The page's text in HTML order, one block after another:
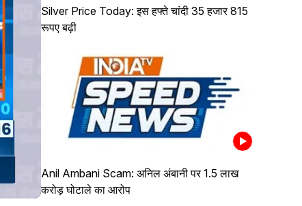
Silver Price Today: इस हफ्ते चांदी 35 हजार 815
रूपए बढ़ी
Anil Ambani Scam: अनिल अंबानी पर 1.5 लाख
करोड़ घोटाले का आरोप